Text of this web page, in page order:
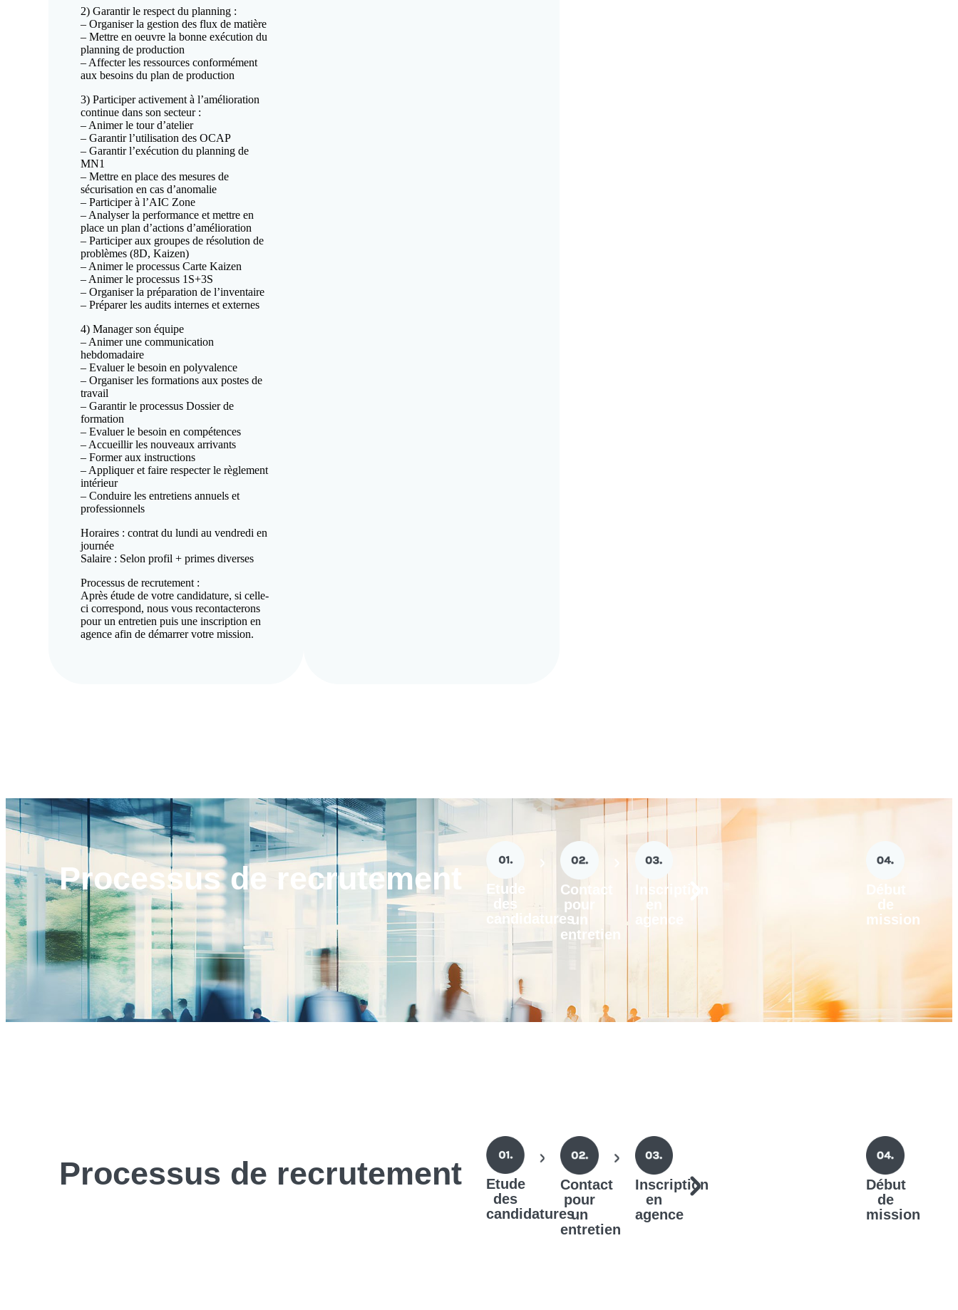
2) Garantir le respect du planning :
– Organiser la gestion des flux de matière
– Mettre en oeuvre la bonne exécution du
planning de production
– Affecter les ressources conformément
aux besoins du plan de production
3) Participer activement à l’amélioration
continue dans son secteur :
– Animer le tour d’atelier
– Garantir l’utilisation des OCAP
– Garantir l’exécution du planning de
MN1
– Mettre en place des mesures de
sécurisation en cas d’anomalie
– Participer à l’AIC Zone
– Analyser la performance et mettre en
place un plan d’actions d’amélioration
– Participer aux groupes de résolution de
problèmes (8D, Kaizen)
– Animer le processus Carte Kaizen
– Animer le processus 1S+3S
– Organiser la préparation de l’inventaire
– Préparer les audits internes et externes
4) Manager son équipe
– Animer une communication
hebdomadaire
– Evaluer le besoin en polyvalence
– Organiser les formations aux postes de
travail
– Garantir le processus Dossier de
formation
– Evaluer le besoin en compétences
– Accueillir les nouveaux arrivants
– Former aux instructions
– Appliquer et faire respecter le règlement
intérieur
– Conduire les entretiens annuels et
professionnels
Horaires : contrat du lundi au vendredi en
journée
Salaire : Selon profil + primes diverses
Processus de recrutement :
Après étude de votre candidature, si celle-
ci correspond, nous vous recontacterons
pour un entretien puis une inscription en
agence afin de démarrer votre mission.
Processus de recrutement
Etude
des
candidatures
Contact
pour
un
entretien
Inscription
en
agence
de
mission
Processus de recrutement
Etude
des
candidatures
Contact
pour
un
entretien
Inscription
en
agence
Début
de
mission